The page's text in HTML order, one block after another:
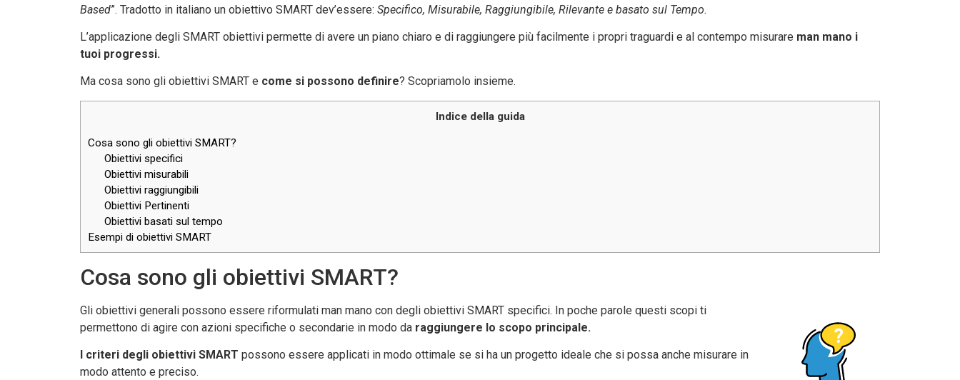
Based”. Tradotto in italiano un obiettivo SMART dev’essere: Specifico, Misurabile, Raggiungibile, Rilevante e basato sul Tempo.
L’applicazione degli SMART obiettivi permette di avere un piano chiaro e di raggiungere più facilmente i propri traguardi e al contempo misurare man mano i
tuoi progressi.
Ma cosa sono gli obiettivi SMART e come si possono definire? Scopriamolo insieme.
Indice della guida
Cosa sono gli obiettivi SMART?
Obiettivi specifici
Obiettivi misurabili
Obiettivi raggiungibili
Obiettivi Pertinenti
Obiettivi basati sul tempo
Esempi di obiettivi SMART
Cosa sono gli obiettivi SMART?
Gli obiettivi generali possono essere riformulati man mano con degli obiettivi SMART specifici. In poche parole questi scopi ti
permettono di agire con azioni specifiche o secondarie in modo da raggiungere lo scopo principale.
I criteri degli obiettivi SMART possono essere applicati in modo ottimale se si ha un progetto ideale che si possa anche misurare in
modo attento e preciso.